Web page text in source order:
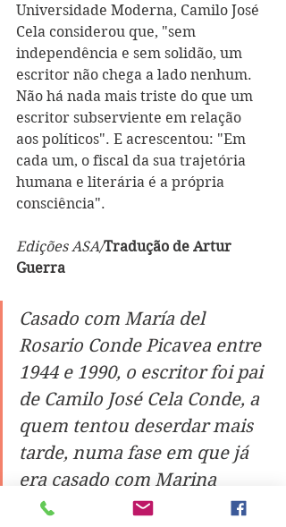
Universidade Moderna, Camilo José
Cela considerou que, "sem
independência e sem solidão, um
escritor não chega a lado nenhum.
Não há nada mais triste do que um
escritor subserviente em relação
aos políticos". E acrescentou: "Em
cada um, o fiscal da sua trajetória
humana e literária é a própria
consciência".
Edições ASA/Tradução de Artur
Guerra
Casado com María del
Rosario Conde Picavea entre
1944 e 1990, o escritor foi pai
de Camilo José Cela Conde, a
quem tentou deserdar mais
tarde, numa fase em que já
era casado com Marina
Castaño.